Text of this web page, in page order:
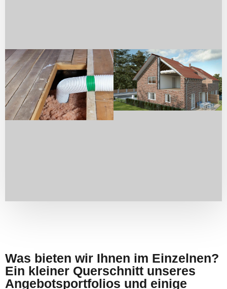
Was bieten wir Ihnen im Einzelnen?
Ein kleiner Querschnitt unseres
Angebotsportfolios und einige